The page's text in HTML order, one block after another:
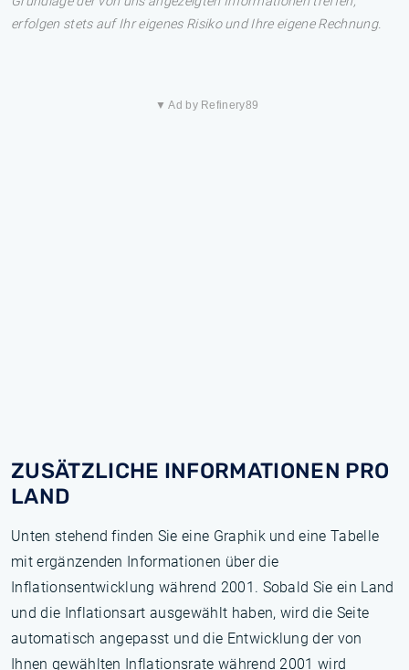
erfolgen stets auf Ihr eigenes Risiko und Ihre eigene Rechnung.
▼ Ad by Refinery89
ZUSÄTZLICHE INFORMATIONEN PRO
LAND
Unten stehend finden Sie eine Graphik und eine Tabelle
mit ergänzenden Informationen über die
Inflationsentwicklung während 2001. Sobald Sie ein Land
und die Inflationsart ausgewählt haben, wird die Seite
automatisch angepasst und die Entwicklung der von
Ihnen gewählten Inflationsrate während 2001 wird